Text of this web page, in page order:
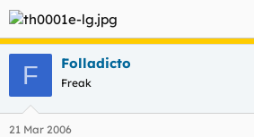
F Folladicto
Freak
21 Mar 2006